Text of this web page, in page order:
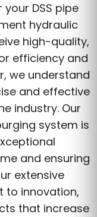
your DSS pipe
hydraulic
high-quality,
efficiency and
we understand
and effective
industry. Our
system is
and ensuring
extensive
to innovation,
that increase